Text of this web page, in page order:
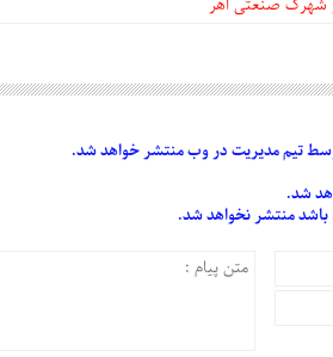
شهرک صنعتی اهر
تیم مدیریت در وب منتشر خواهد شد.
شد.
باشد منتشر نخواهد شد.